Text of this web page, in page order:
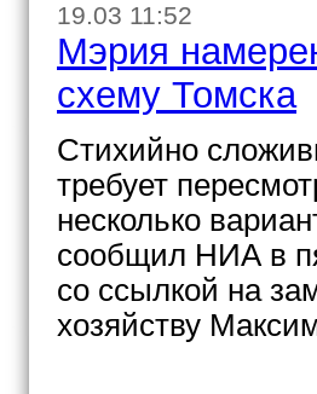
19.03 11:52
Мэрия
схему Томска
Стихийно
требует
несколько
сообщил НИА в
со ссылкой на
хозяйству